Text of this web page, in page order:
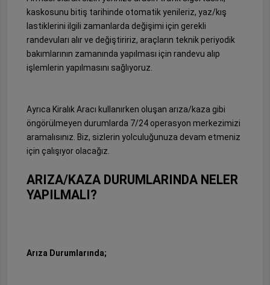
kaskosunu bitiş tarihinde otomatik yenileriz, yaz/kış
lastiklerini ilgili zamanlarda değişimi için gerekli
randevuları alır ve değiştiririz, araçların teknik periyodik
bakımlarının zamanında yapılması için randevu alıp
işlemlerin yapılmasını sağlıyoruz.
Ayrıca Kiralık Aracı kullanırken oluşan arıza/kaza gibi
öngörülmeyen durumlarda 7/24 operasyon merkezimizi
aramalısınız. Biz, sizlerin yolculuğunuza devam etmeniz
için çalışıyor olacağız.
ARIZA/KAZA DURUMLARINDA NELER
YAPILMALI?
Arıza Durumlarında;